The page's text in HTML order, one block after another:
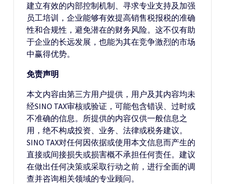
建立有效的内部控制机制、寻求专业支持及加强
员工培训，企业能够有效提高销售税报税的准确
性和合规性，避免潜在的财务风险。这不仅有助
于企业的长远发展，也能为其在竞争激烈的市场
中赢得优势。
免责声明
本文内容由第三方用户提供，用户及其内容均未
经SINO TAX审核或验证，可能包含错误、过时或
不准确的信息。所提供的内容仅供一般信息之
用，绝不构成投资、业务、法律或税务建议。
SINO TAX对任何因依据或使用本文信息而产生的
直接或间接损失或损害概不承担任何责任。建议
在做出任何决策或采取行动之前，进行全面的调
查并咨询相关领域的专业顾问。